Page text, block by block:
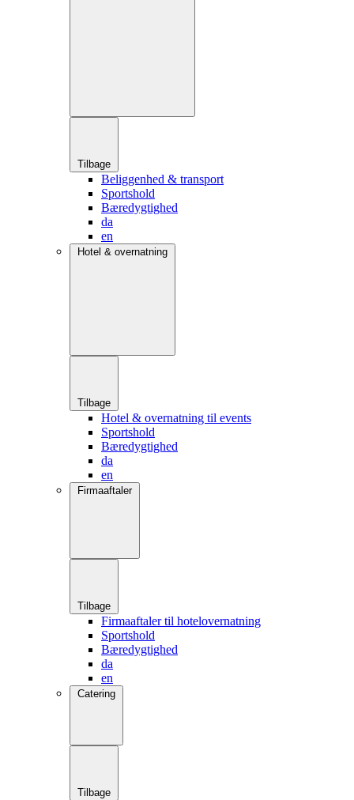
Tilbage
Beliggenhed & transport
Sportshold
Bæredygtighed
da
en
Hotel & overnatning
Tilbage
Hotel & overnatning til events
Sportshold
Bæredygtighed
da
en
Firmaaftaler
Tilbage
Firmaaftaler til hotelovernatning
Sportshold
Bæredygtighed
da
en
Catering
Tilbage